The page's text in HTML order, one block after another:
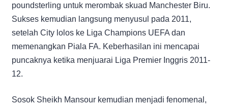
poundsterling untuk merombak skuad Manchester Biru.
Sukses kemudian langsung menyusul pada 2011,
setelah City lolos ke Liga Champions UEFA dan
memenangkan Piala FA. Keberhasilan ini mencapai
puncaknya ketika menjuarai Liga Premier Inggris 2011-
12.
Sosok Sheikh Mansour kemudian menjadi fenomenal,